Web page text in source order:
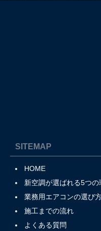
SITEMAP
HOME
新空調が選ばれる5つの
業務用エアコンの選び
施工までの流れ
よくある質問